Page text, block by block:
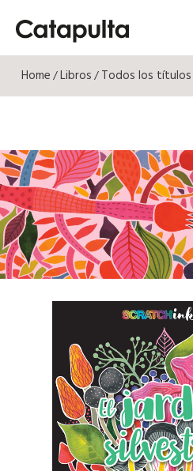
Home/Libros/Todos los títulos